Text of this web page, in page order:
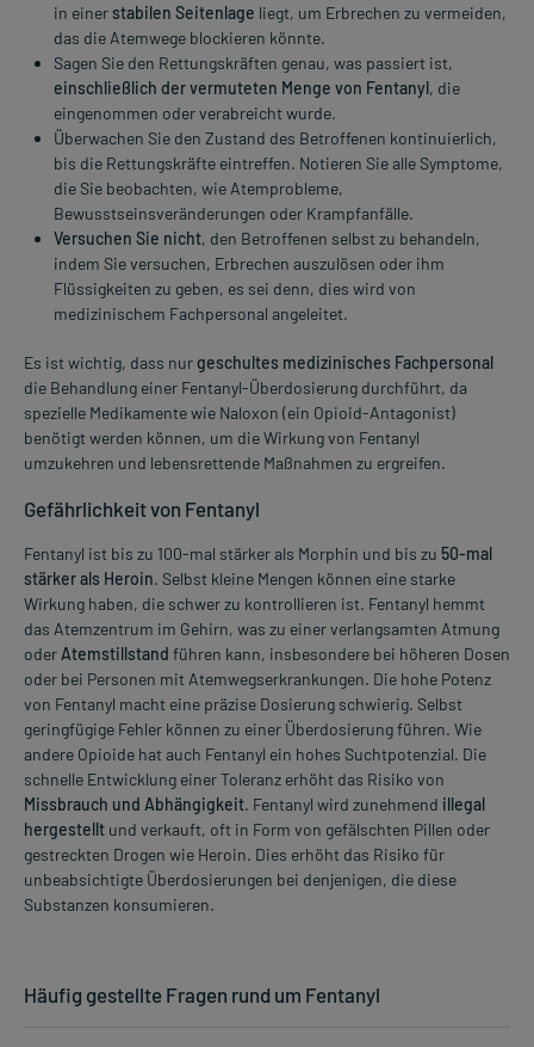
in einerstabilen Seitenlage liegt, um Erbrechen zu vermeiden,
das die Atemwege blockieren könnte.
Sagen Sie den Rettungskräften genau, was passiert ist,
einschließlich der vermuteten Menge von Fentanyl, die
eingenommen oder verabreicht wurde.
Überwachen Sie den Zustand des Betroffenen kontinuierlich,
bis die Rettungskräfte eintreffen. Notieren Sie alle Symptome,
die Sie beobachten, wie Atemprobleme,
Bewusstseinsveränderungen oder Krampfanfälle.
Versuchen Sie nicht, den Betroffenen selbst zu behandeln,
indem Sie versuchen, Erbrechen auszulösen oder ihm
Flüssigkeiten zu geben, es sei denn, dies wird von
medizinischem Fachpersonal angeleitet.
Es ist wichtig, dass nurgeschultes medizinisches Fachpersonal
die Behandlung einer Fentanyl-Überdosierung durchführt, da
spezielle Medikamente wie Naloxon (ein Opioid-Antagonist)
benötigt werden können, um die Wirkung von Fentanyl
umzukehren und lebensrettende Maßnahmen zu ergreifen.
Gefährlichkeit von Fentanyl
Fentanyl ist bis zu 100-mal stärker als Morphin und bis zu 50-mal
stärker als Heroin. Selbst kleine Mengen können eine starke
Wirkung haben, die schwer zu kontrollieren ist. Fentanyl hemmt
das Atemzentrum im Gehirn, was zu einer verlangsamten Atmung
oder Atemstillstand führen kann, insbesondere bei höheren Dosen
oder bei Personen mit Atemwegserkrankungen. Die hohe Potenz
von Fentanyl macht eine präzise Dosierung schwierig. Selbst
geringfügige Fehler können zu einer Überdosierung führen. Wie
andere Opioide hat auch Fentanyl ein hohes Suchtpotenzial. Die
schnelle Entwicklung einer Toleranz erhöht das Risiko von
Missbrauch und Abhängigkeit. Fentanyl wird zunehmend illegal
hergestellt und verkauft, oft in Form von gefälschten Pillen oder
gestreckten Drogen wie Heroin. Dies erhöht das Risiko für
unbeabsichtigte Überdosierungen bei denjenigen, die diese
Substanzen konsumieren.
Häufig gestellte Fragen rund um Fentanyl